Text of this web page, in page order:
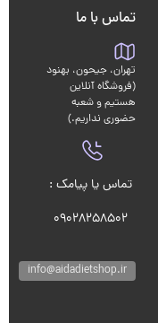
تماس با ما
تهران، جیحون، بهنود
(فروشگاه آنلاین
هستیم و شعبه
حضوری نداریم.)
تماس یا پیامک :
09028258502
info@aidadietshop.ir